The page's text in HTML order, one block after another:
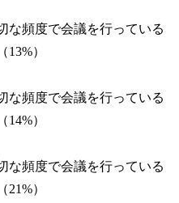
な頻度で会議を行っている
13%）
な頻度で会議を行っている
14%）
な頻度で会議を行っている
21%）